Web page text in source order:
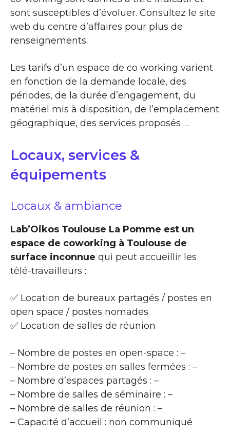
sont susceptibles d’évoluer. Consultez le site
web du centre d’affaires pour plus de
renseignements.
Les tarifs d’un espace de co working varient
en fonction de la demande locale, des
périodes, de la durée d’engagement, du
matériel mis à disposition, de l’emplacement
géographique, des services proposés …
Locaux, services &
équipements
Locaux & ambiance
Lab’Oikos Toulouse La Pomme est un
espace de coworking à Toulouse de
surface inconnue qui peut accueillir les
télé-travailleurs :
✅ Location de bureaux partagés / postes en
open space / postes nomades
✅ Location de salles de réunion
– Nombre de postes en open-space : –
– Nombre de postes en salles fermées : –
– Nombre d’espaces partagés : –
– Nombre de salles de séminaire : –
– Nombre de salles de réunion : –
– Capacité d’accueil : non communiqué